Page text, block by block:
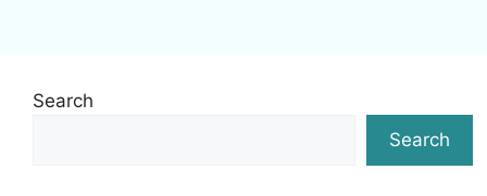
Search
Search